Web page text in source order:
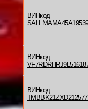
ВИНкод
ВИНкод
ВИНкод